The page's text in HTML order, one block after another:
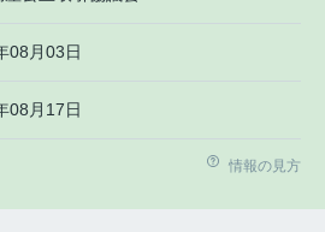
08月03日
08月17日
情報の見方